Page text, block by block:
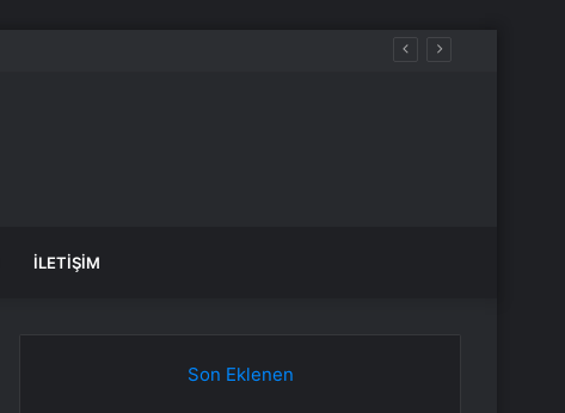
İLETIŞIM
Son Eklenen